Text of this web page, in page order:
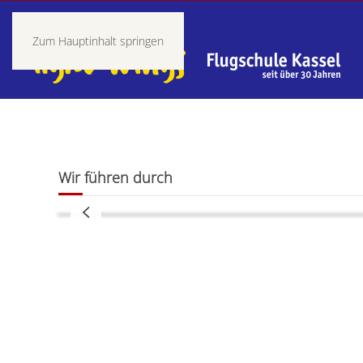
Zum Hauptinhalt springen
Wir führen durch